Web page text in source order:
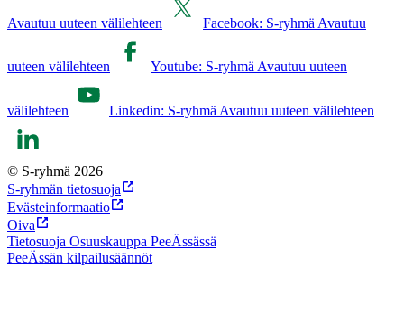
Avautuu uuteen välilehteen Facebook: S-ryhmä Avautuu
uuteen välilehteen Youtube: S-ryhmä Avautuu uuteen
välilehteen Linkedin: S-ryhmä Avautuu uuteen välilehteen
© S-ryhmä 2026
S-ryhmän tietosuoja
Evästeinformaatio
Oiva
Tietosuoja Osuuskauppa PeeÄssässä
PeeÄssän kilpailusäännöt